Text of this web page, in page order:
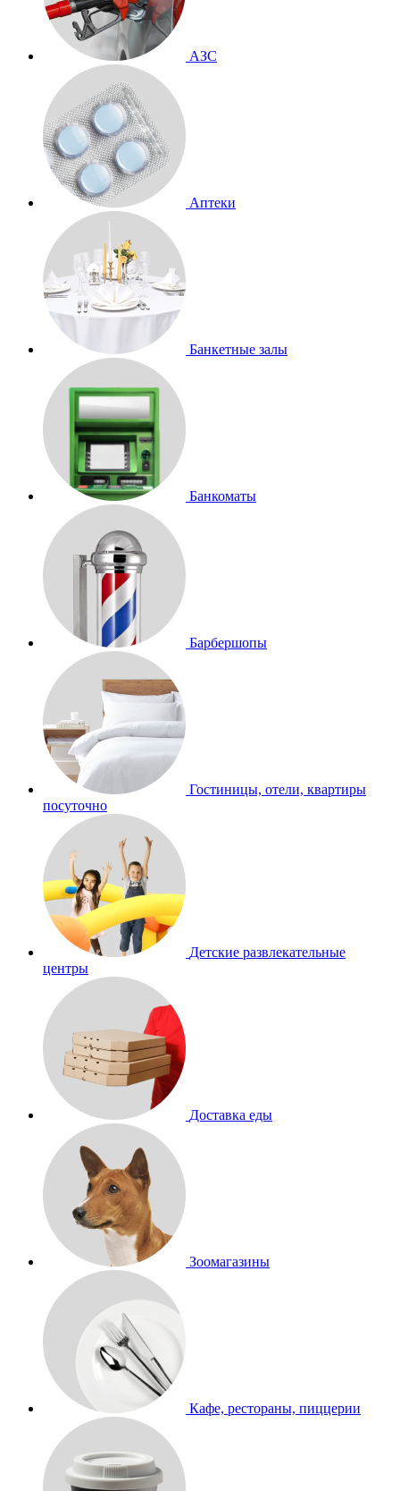
АЗС
Аптеки
Банкетные залы
Банкоматы
Барбершопы
Гостиницы, отели, квартиры
посуточно
Детские развлекательные
центры
Доставка еды
Зоомагазины
Кафе, рестораны, пиццерии